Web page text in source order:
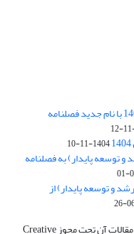
بارگذاری فایل کلی مقالات فصل پاییز سال 1404 با نام جدید فصلنامه
1404-11-10
توسعه پایدار) به فصلنامه
و توسعه پایدار) از
این نشریه با دسترسی آزاد منتشر می‌شود و مقالات آن تحت مجوز Creative